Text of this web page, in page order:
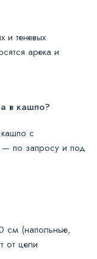
теневых
арека и
в кашпо?
с
— по запросу и под
см (напольные,
от цели